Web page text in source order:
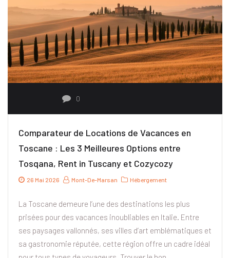
0
Comparateur de Locations de Vacances en
Toscane : Les 3 Meilleures Options entre
Tosqana, Rent in Tuscany et Cozycozy
26 Mai 2026 Mont-De-Marsan Hébergement
La Toscane demeure l’une des destinations les plus
prisées pour des vacances inoubliables en Italie. Entre
ses paysages vallonnés, ses villes d’art emblématiques et
sa gastronomie réputée, cette région offre un cadre idéal